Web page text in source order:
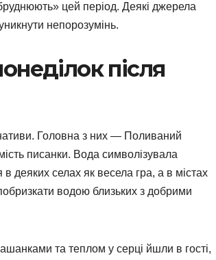
цей період. Деякі джерела
непорозумінь.
після
Головна з них — Поливаний
писанки. Вода символізувала
деяких селах як весела гра, а в містах
водою близьких з добрими
та теплом у серці йшли в гості,